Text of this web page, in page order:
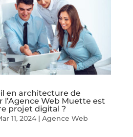
en architecture de
l’Agence Web Muette est
projet digital ?
11, 2024| Agence Web